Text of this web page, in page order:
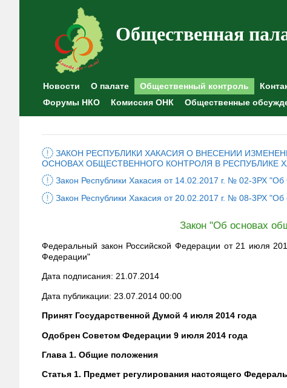
Общественная
Новости О палате Общественный контроль
Форумы НКО
Комиссия ОНК Общественные
ЗАКОН РЕСПУБЛИКИ ХАКАСИЯ О ВНЕСЕНИИ
ОСНОВАХ ОБЩЕСТВЕННОГО КОНТРОЛЯ В РЕСПУБЛИКЕ
Закон Республики Хакасия от 14.02.2017 г. № 02-3РХ
Закон Республики Хакасия от 20.02.2017 г. № 08-3РХ
Закон "Об основах
Федеральный закон Российской Федерации от 21 июля
Федерации"
Дата подписания: 21.07.2014
Дата публикации: 23.07.2014 00:00
Принят Государственной Думой 4 июля 2014 года
Одобрен Советом Федерации 9 июля 2014 года
Глава 1. Общие положения
Статья 1. Предмет регулирования настоящего